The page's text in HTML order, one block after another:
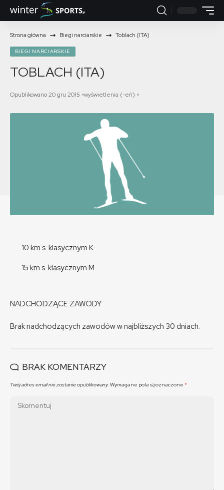
Strona główna Biegi narciarskie Toblach (ITA)
BIEGI NARCIARSKIE
TOBLACH (ITA)
Opublikowano 20 gru 2015 wyświetlenia (-eń)
10 km s. klasycznym K
15 km s. klasycznym M
NADCHODZĄCE ZAWODY
Brak nadchodzących zawodów w najbliższych 30 dniach.
BRAK KOMENTARZY
Twój adres email nie zostanie opublikowany. Wymagane pola są oznaczone *